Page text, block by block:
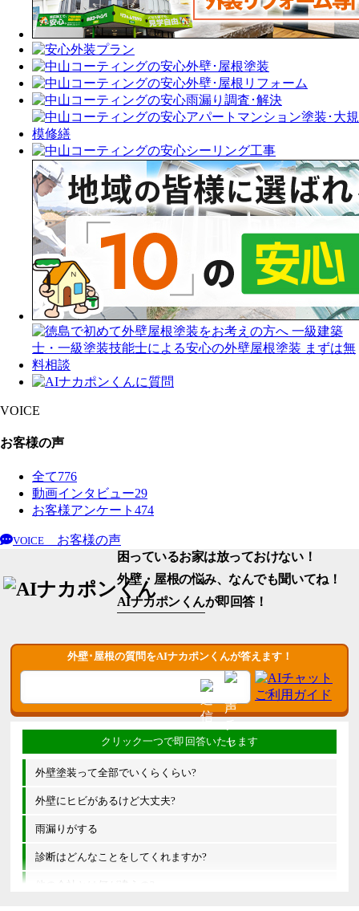
VOICE
お客様の声
全て776
動画インタビュー29
お客様アンケート 474
VOICE
お客様の声
困っているお家は放っておけない！
外壁・屋根の悩み、なんでも聞いてね！
AIナカポンくんが即回答！
外壁･屋根の質問をAIナカポンくんが答えます！
外壁塗装って全部でいくらくらい?
外壁にヒビがあるけど大丈夫?
雨漏りがする
診断はどんなことをしてくれますか?
他の会社とは何が違うの?